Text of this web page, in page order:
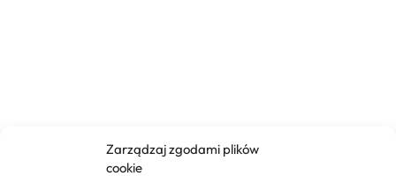
Zarządzaj zgodami plików
cookie